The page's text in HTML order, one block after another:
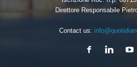
Direttore Responsabile
Contact us: